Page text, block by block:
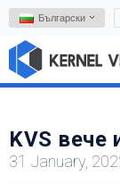
Български
KVS вече
31 January,